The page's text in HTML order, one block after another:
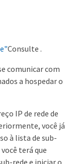
Consulte .
comunicar com
a hospedar o
IP de rede de
você já
à lista de sub-
terá que